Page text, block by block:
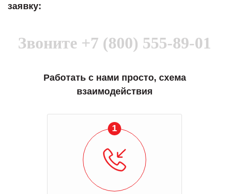
заявку:
Звоните +7 (800) 555-89-01
Работать с нами просто, схема
взаимодействия
1